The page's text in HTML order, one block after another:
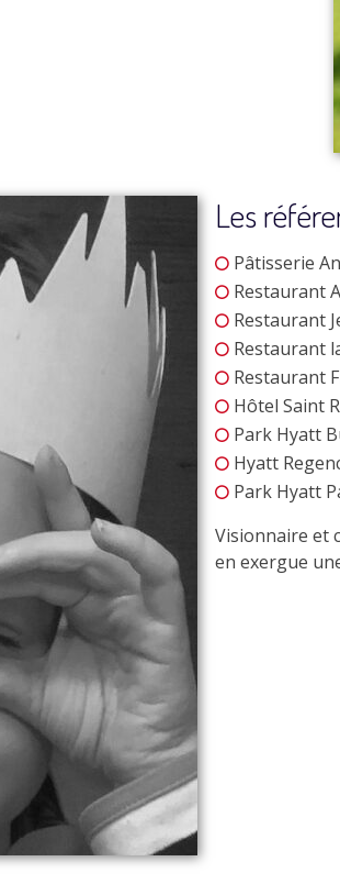
Les
Pâtisserie
Restaurant
Restaurant
Restaurant
Restaurant
Hôtel Saint
Park Hyatt
Hyatt
Park Hyatt
Visionnaire et
en exergue